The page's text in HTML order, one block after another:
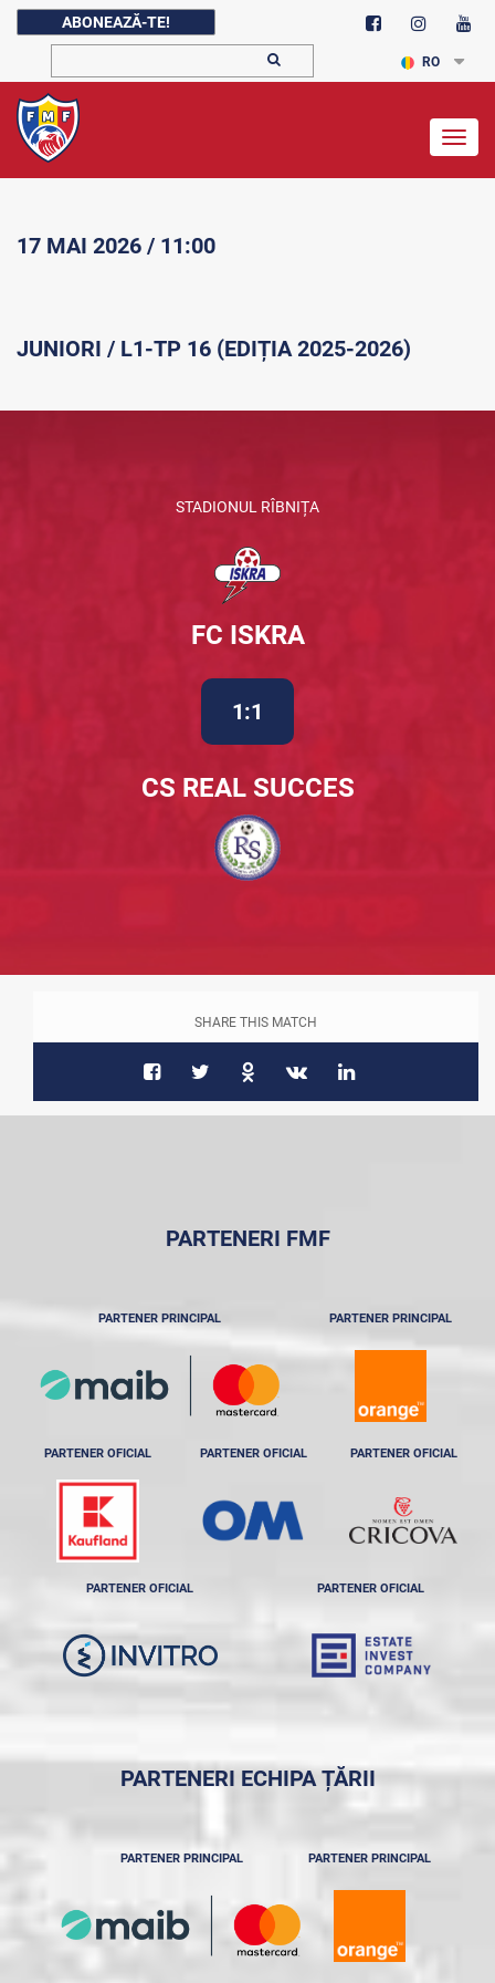
ABONEAZĂ-TE!
RO
17 MAI 2026 / 11:00
JUNIORI / L1-TP 16 (EDIȚIA 2025-2026)
STADIONUL RÎBNIȚA
FC ISKRA
1:1
CS REAL SUCCES
SHARE THIS MATCH
PARTENERI FMF
PARTENER PRINCIPAL PARTENER PRINCIPAL
PARTENER OFICIAL PARTENER OFICIAL PARTENER OFICIAL
PARTENER OFICIAL PARTENER OFICIAL
PARTENERI ECHIPA ȚĂRII
PARTENER PRINCIPAL PARTENER PRINCIPAL